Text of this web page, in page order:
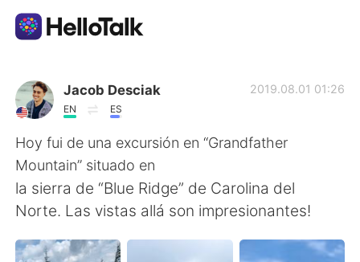
Приложение для Языкового Обмена
AI Grammar Checker
Русский
English 简体中文
Jacob Desciak
EN ES
2019.08.01 01:26
Hoy fui de una excursión en “Grandfather
Mountain” situado en
la sierra de “Blue Ridge” de Carolina del
Norte. Las vistas allá son impresionantes!